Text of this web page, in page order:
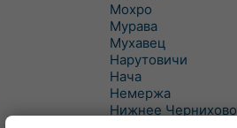
Мохро
Мурава
Мухавец
Нарутовичи
Нача
Немержа
Нижнее Чернихово